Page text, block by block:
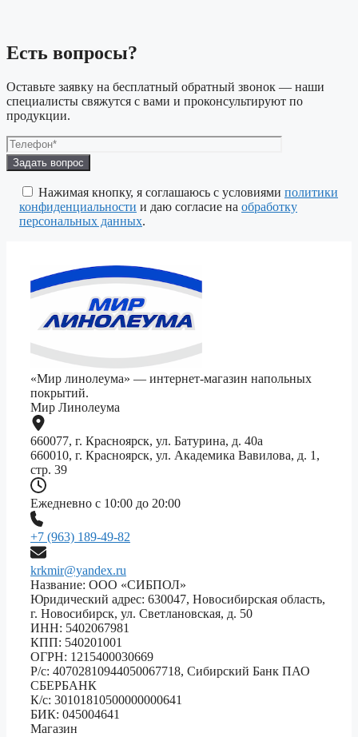
Есть вопросы?
Оставьте заявку на бесплатный обратный звонок — наши
специалисты свяжутся с вами и проконсультируют по
продукции.
Оставьте
это
поле
пустым.
Нажимая кнопку, я соглашаюсь с условиями политики
конфиденциальности и даю согласие на обработку
персональных данных.
«Мир линолеума» — интернет-магазин напольных
покрытий.
Мир Линолеума
660077, г. Красноярск, ул. Батурина, д. 40а
660010, г. Красноярск, ул. Академика Вавилова, д. 1,
стр. 39
Ежедневно с 10:00 до 20:00
+7 (963) 189-49-82
krkmir@yandex.ru
Название: ООО «СИБПОЛ»
Юридический адрес: 630047, Новосибирская область,
г. Новосибирск, ул. Светлановская, д. 50
ИНН: 5402067981
КПП: 540201001
ОГРН: 1215400030669
Р/с: 40702810944050067718, Сибирский Банк ПАО
СБЕРБАНК
К/с: 30101810500000000641
БИК: 045004641
Магазин